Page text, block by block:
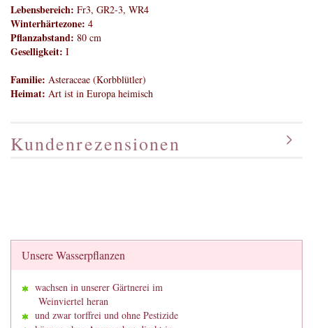
Lebensbereich: Fr3, GR2-3, WR4
Winterhärtezone: 4
Pflanzabstand: 80 cm
Geselligkeit: I
Familie: Asteraceae (Korbblütler)
Heimat: Art ist in Europa heimisch
Kundenrezensionen
Unsere Wasserpflanzen
wachsen in unserer Gärtnerei im
Weinviertel heran
und zwar torffrei und ohne Pestizide